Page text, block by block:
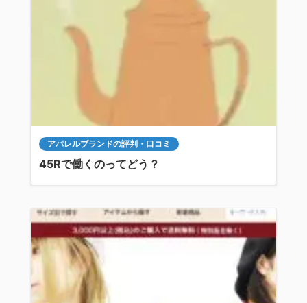
アパレルブランドの評判・口コミ
45Rで働くのってどう？